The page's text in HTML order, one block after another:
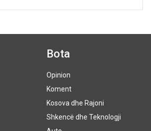
Bota
Opinion
Koment
Kosova dhe Rajoni
Shkencë dhe Teknologji